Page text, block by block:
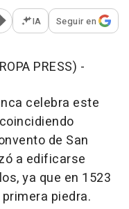
opciones para
IA Seguir en
PRESS) -
celebra este
de San
a edificarse
ya que en 1523
piedra.